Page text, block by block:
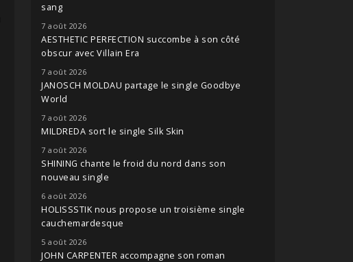
sang
7 août 2026
AESTHETIC PERFECTION succombe à son côté
obscur avec Villain Era
7 août 2026
JANOSCH MOLDAU partage le single Goodbye
World
7 août 2026
MILDREDA sort le single Silk Skin
7 août 2026
SHINING chante le froid du nord dans son
nouveau single
6 août 2026
HOLISSSTIK nous propose un troisième single
cauchemardesque
5 août 2026
JOHN CARPENTER accompagne son roman